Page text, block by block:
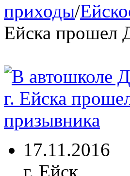
приходы/
Ейска прошел
17.11.2016
г. Ейск